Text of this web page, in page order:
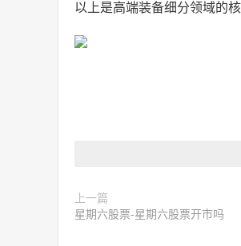
以上是高端装备细分领域的
上一篇
星期六股票-星期六股票开市吗